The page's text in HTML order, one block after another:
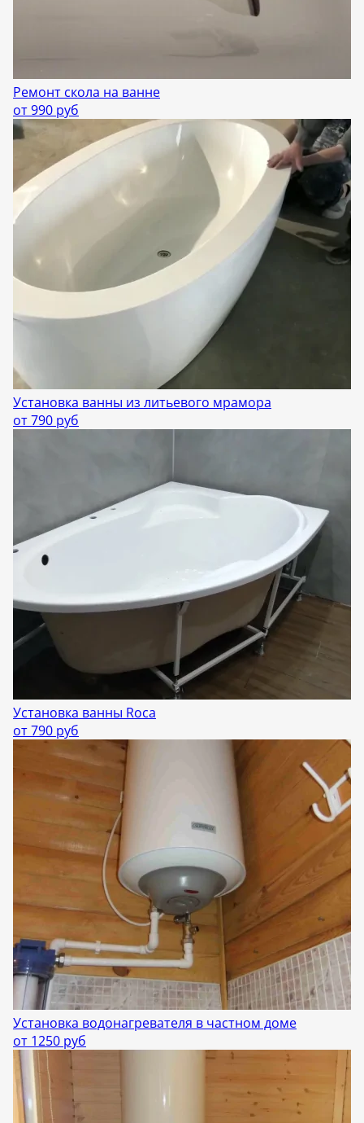
Ремонт скола на ванне
от 990 руб
Установка ванны из литьевого мрамора
от 790 руб
Установка ванны Roca
от 790 руб
Установка водонагревателя в частном доме
от 1250 руб